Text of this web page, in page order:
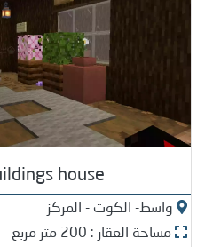
house
واسط- الكوت - المركز
مساحة العقار : 200 متر مربع